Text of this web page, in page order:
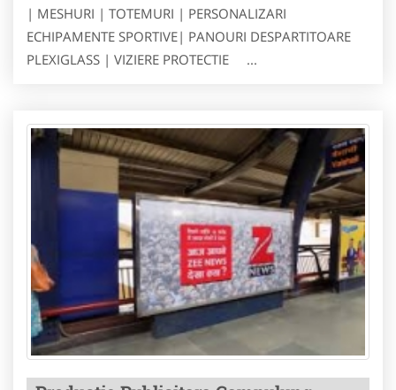
| MESHURI | TOTEMURI | PERSONALIZARI
ECHIPAMENTE SPORTIVE| PANOURI DESPARTITOARE
PLEXIGLASS | VIZIERE PROTECTIE ...